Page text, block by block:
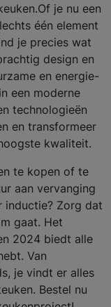
je nu een
één element
je precies wat
design en
en energie-
een moderne
technologieën
en transformeer
kwaliteit.
te kopen of te
aan vervanging
inductie? Zorg dat
gaat. Het
2024 biedt alle
Van
je vindt er alles
Bestel nu